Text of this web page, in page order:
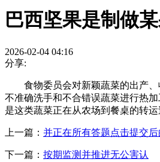
巴西坚果是制做
2026-02-04 04:16
分享:
食物委员会对新颖蔬菜的出产、
不准确洗手和不合错误蔬菜进行热
是这类蔬菜正在从农场到餐桌的转
上一篇： 并正在所有答题点击提交
下一篇： 按期监测并推进无公害认